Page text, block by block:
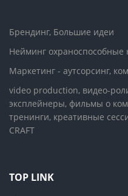
Брендинг, Большие идеи
Нейминг охраноспособные
Маркетинг - аутсорсинг,
video production, видео-
эксплейнеры, фильмы о
тренинги, креативные
CRAFT
TOP LINK